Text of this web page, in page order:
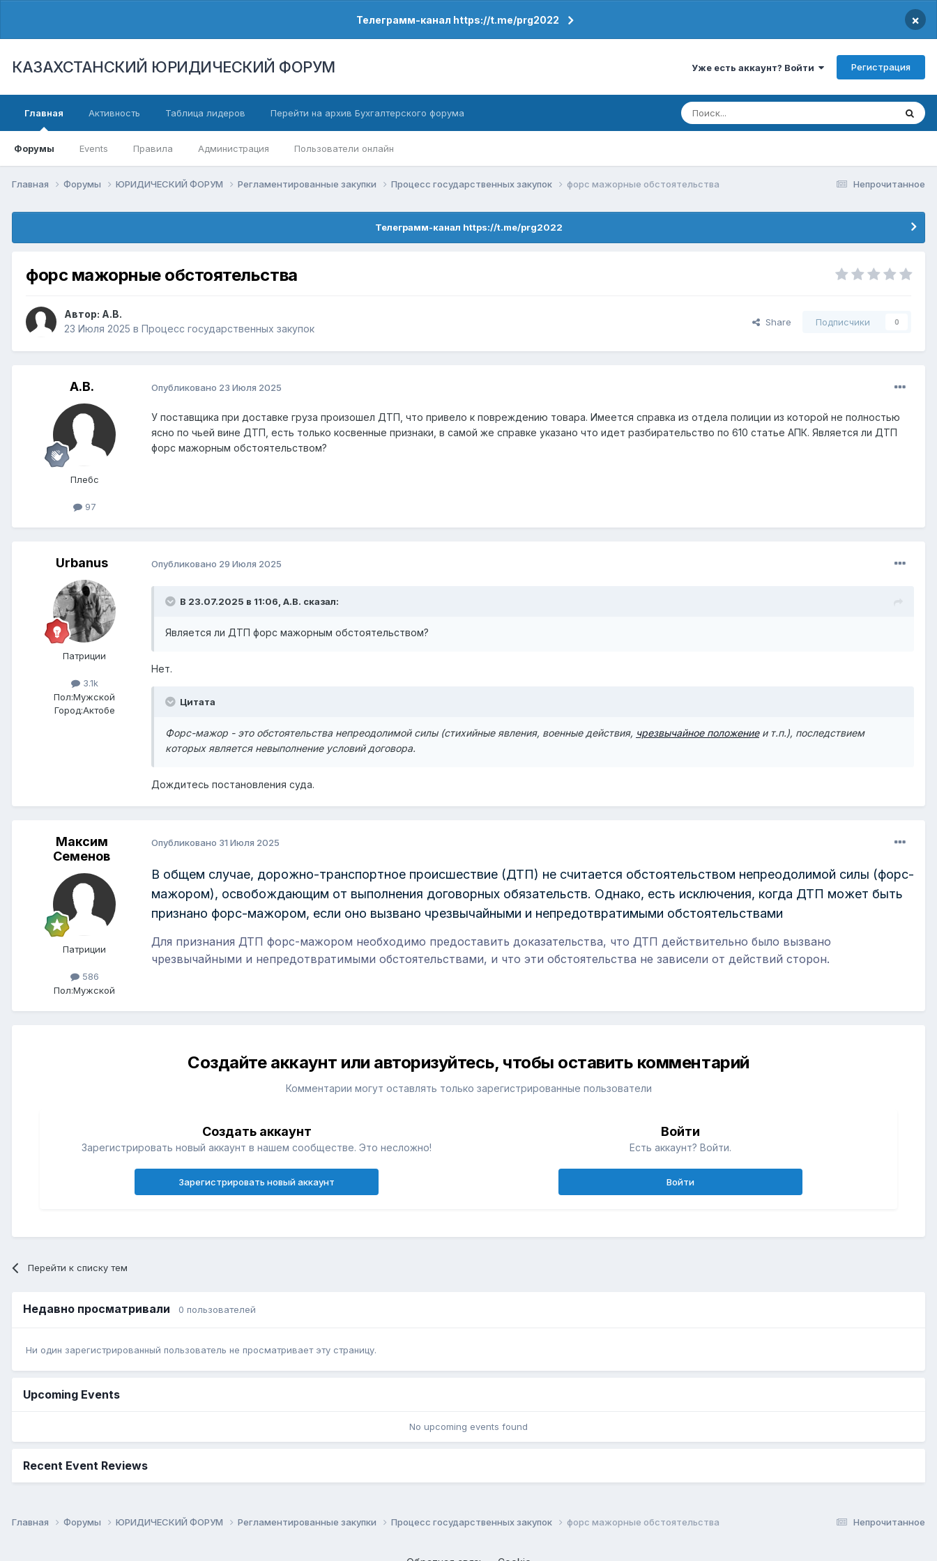
Телеграмм-канал https://t.me/prg2022 ×
КАЗАХСТАНСКИЙ ЮРИДИЧЕСКИЙ ФОРУМ Уже есть аккаунт? Войти Регистрация
Главная
Форумы Events Правила Администрация Пользователи онлайн
Активность Таблица лидеров Перейти на архив Бухгалтерского форума
Непрочитанное
Главная Форумы ЮРИДИЧЕСКИЙ ФОРУМ Регламентированные закупки Процесс государственных закупок форс мажорные обстоятельства
Телеграмм-канал https://t.me/prg2022
форс мажорные обстоятельства
Автор: А.В.
23 Июля 2025 в Процесс государственных закупок
Share Подписчики 0
А.В.
Плебс
97
Опубликовано 23 Июля 2025
У поставщика при доставке груза произошел ДТП, что привело к повреждению товара. Имеется справка из отдела полиции из которой не полностью
ясно по чьей вине ДТП, есть только косвенные признаки, в самой же справке указано что идет разбирательство по 610 статье АПК. Является ли ДТП
форс мажорным обстоятельством?
Urbanus
Патриции
3.1k
Пол:Мужской
Город:Актобе
Опубликовано 29 Июля 2025
В 23.07.2025 в 11:06, А.В. сказал:
Является ли ДТП форс мажорным обстоятельством?
Нет.
Цитата
Форс-мажор - это обстоятельства непреодолимой силы (стихийные явления, военные действия, чрезвычайное положениеи т.п.), последствием
которых является невыполнение условий договора.
Дождитесь постановления суда.
Максим
Семенов
Патриции
586
Пол:Мужской
Опубликовано 31 Июля 2025
В общем случае, дорожно-транспортное происшествие (ДТП) не считается обстоятельством непреодолимой силы (форс-
мажором), освобождающим от выполнения договорных обязательств. Однако, есть исключения, когда ДТП может быть
признано форс-мажором, если оно вызвано чрезвычайными и непредотвратимыми обстоятельствами
Для признания ДТП форс-мажором необходимо предоставить доказательства, что ДТП действительно было вызвано
чрезвычайными и непредотвратимыми обстоятельствами, и что эти обстоятельства не зависели от действий сторон.
Создайте аккаунт или авторизуйтесь, чтобы оставить комментарий
Комментарии могут оставлять только зарегистрированные пользователи
Создать аккаунт
Зарегистрировать новый аккаунт в нашем сообществе. Это несложно!
Зарегистрировать новый аккаунт
Войти
Есть аккаунт? Войти.
Войти
Перейти к списку тем
Недавно просматривали 0 пользователей
Ни один зарегистрированный пользователь не просматривает эту страницу.
Upcoming Events
No upcoming events found
Recent Event Reviews
Непрочитанное
Главная Форумы ЮРИДИЧЕСКИЙ ФОРУМ Регламентированные закупки Процесс государственных закупок форс мажорные обстоятельства